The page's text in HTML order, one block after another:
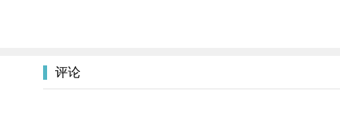
评论